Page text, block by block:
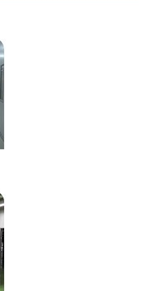
SẢN XUẤT PANEL
MÁI TC HÀN QUỐC
NGOÀI TC HÀN QUỐC
ANH
PCCC
HÀN QUỐC
TRONG TC HÀN QUỐC